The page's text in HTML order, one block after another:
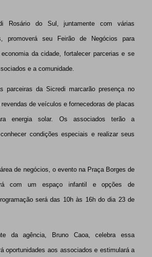
Rosário do Sul, juntamente com várias
promoverá seu Feirão de Negócios para
da cidade, fortalecer parcerias e se
e a comunidade.
parceiras da Sicredi marcarão presença no
de veículos e fornecedoras de placas
energia solar. Os associados terão a
condições especiais e realizar seus
de negócios, o evento na Praça Borges de
com um espaço infantil e opções de
será das 10h às 16h do dia 23 de
da agência, Bruno Caoa, celebra essa
oportunidades aos associados e estimulará a